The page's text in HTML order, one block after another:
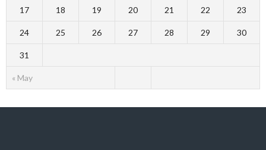
« May
17 18 19 20 21 22 23
24 25 26 27 28 29 30
31